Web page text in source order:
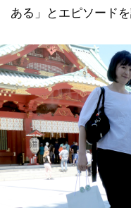
ある」とエピソード